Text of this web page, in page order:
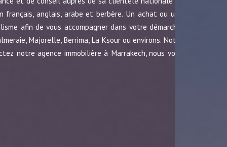
anglais, arabe et berbère. Un achat ou une
afin de vous accompagner dans votre démarche.
Majorelle, Berrima, La Ksour ou environs. Notre
notre agence immobilière à Marrakech, nous vous